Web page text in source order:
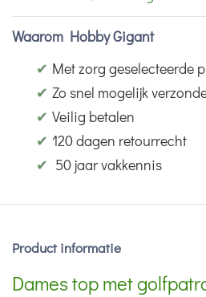
Waarom Hobby Gigant
✔ Met zorg geselecteerde
✔ Zo snel mogelijk
✔ Veilig betalen
✔ 120 dagen retourrecht
✔ 50 jaar vakkennis
Product informatie
Dames top met